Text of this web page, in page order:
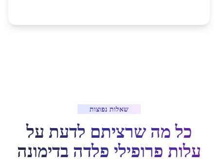
שאלות נפוצות
כל מה שרציתם לדעת על
עלות פרופילי פלדה בדימונה